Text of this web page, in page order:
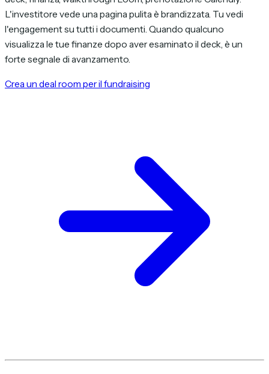
L'investitore vede una pagina pulita è brandizzata. Tu vedi
l'engagement su tutti i documenti. Quando qualcuno
visualizza le tue finanze dopo aver esaminato il deck, è un
forte segnale di avanzamento.
Crea un deal room per il fundraising